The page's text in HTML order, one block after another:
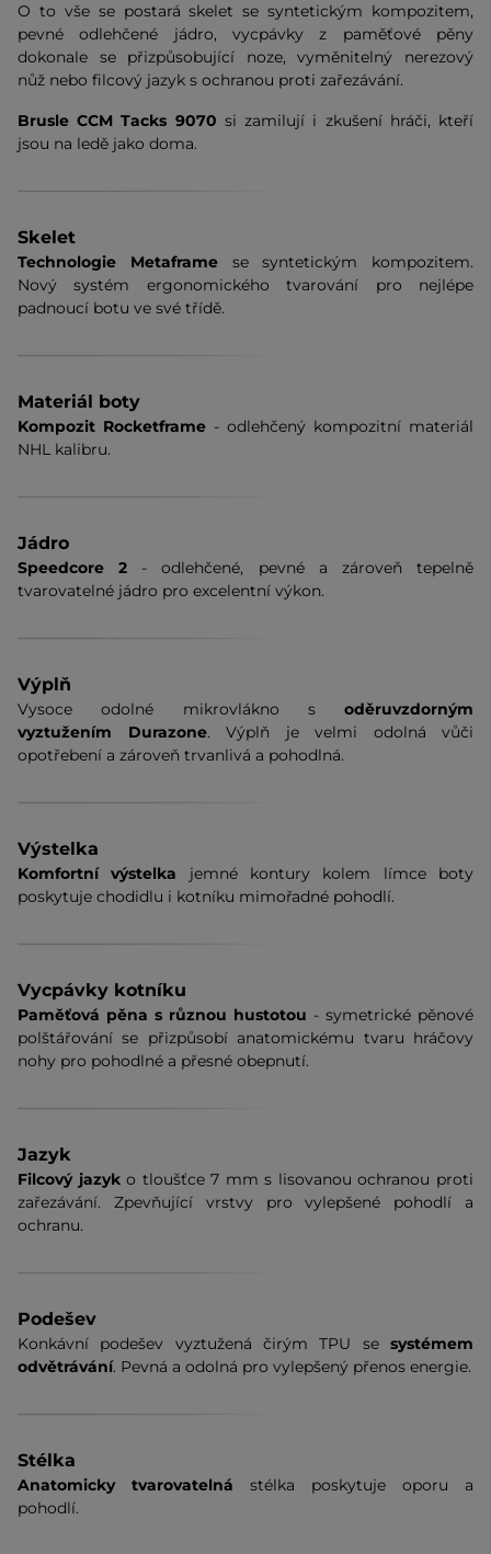
O to vše se postará skelet se syntetickým kompozitem,
pevné odlehčené jádro, vycpávky z paměťové pěny
dokonale se přizpůsobující noze, vyměnitelný nerezový
nůž nebo filcový jazyk s ochranou proti zařezávání.
Brusle CCM Tacks 9070 si zamilují i zkušení hráči, kteří
jsou na ledě jako doma.
Skelet
Technologie Metaframe se syntetickým kompozitem.
Nový systém ergonomického tvarování pro nejlépe
padnoucí botu ve své třídě.
Materiál boty
Kompozit Rocketframe - odlehčený kompozitní materiál
NHL kalibru.
Jádro
Speedcore 2 - odlehčené, pevné a zároveň tepelně
tvarovatelné jádro pro excelentní výkon.
Výplň
Vysoce odolné mikrovlákno s oděruvzdorným
vyztužením Durazone. Výplň je velmi odolná vůči
opotřebení a zároveň trvanlivá a pohodlná.
Výstelka
Komfortní výstelka jemné kontury kolem límce boty
poskytuje chodidlu i kotníku mimořadné pohodlí.
Vycpávky kotníku
Paměťová pěna s různou hustotou - symetrické pěnové
polštářování se přizpůsobí anatomickému tvaru hráčovy
nohy pro pohodlné a přesné obepnutí.
Jazyk
Filcový jazyko tloušťce 7 mm s lisovanou ochranou proti
zařezávání. Zpevňující vrstvy pro vylepšené pohodlí a
ochranu.
Podešev
Konkávní podešev vyztužená čirým TPU se systémem
odvětrávání. Pevná a odolná pro vylepšený přenos energie.
Stélka
Anatomicky tvarovatelná stélka poskytuje oporu a
pohodlí.